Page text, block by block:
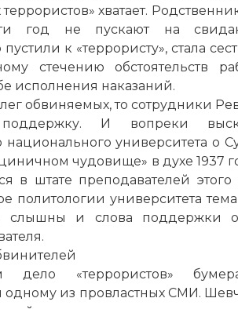
хватает.
год не пускают на
к «террористу», стала
стечению обстоятельств
исполнения наказаний.
обвиняемых, то сотрудники
И вопреки
университета о
чудовище» в духе 1937
в штате преподавателей этого
политологии университета
слышны и слова поддержки
дело «террористов»
одному из провластных СМИ.
Новая серия взрывов в
Имя: